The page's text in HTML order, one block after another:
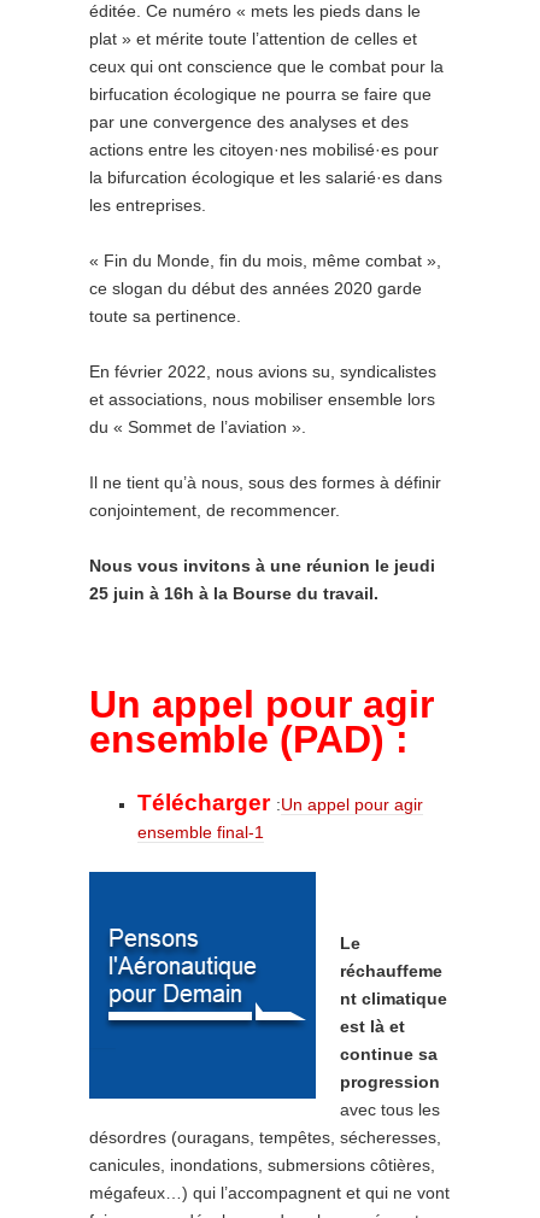
éditée. Ce numéro « mets les pieds dans le
plat » et mérite toute l’attention de celles et
ceux qui ont conscience que le combat pour la
birfucation écologique ne pourra se faire que
par une convergence des analyses et des
actions entre les citoyen·nes mobilisé·es pour
la bifurcation écologique et les salarié·es dans
les entreprises.
« Fin du Monde, fin du mois, même combat »,
ce slogan du début des années 2020 garde
toute sa pertinence.
En février 2022, nous avions su, syndicalistes
et associations, nous mobiliser ensemble lors
du « Sommet de l’aviation ».
Il ne tient qu’à nous, sous des formes à définir
conjointement, de recommencer.
Nous vous invitons à une réunion le jeudi
25 juin à 16h à la Bourse du travail.
Un appel pour agir
ensemble(PAD) :
Télécharger :Un appel pour agir
ensemble final-1
Le
réchauffeme
nt climatique
est là et
continue sa
progression
avec tous les
désordres (ouragans, tempêtes, sécheresses,
canicules, inondations, submersions côtières,
mégafeux…) qui l’accompagnent et qui ne vont